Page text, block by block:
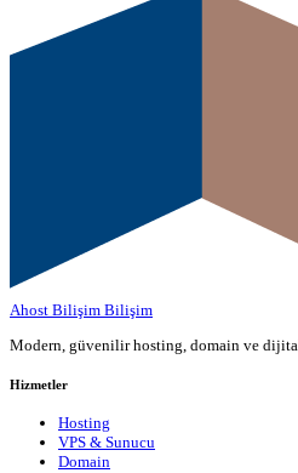
Ahost Bilişim Bilişim
Modern, güvenilir hosting, domain ve
Hizmetler
Hosting
VPS & Sunucu
Domain